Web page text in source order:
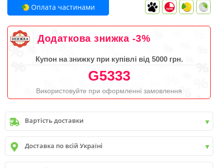
Оплата частинами
Додаткова знижка -3%
Купон на знижку при купівлі від 5000 грн.
G5333
Використовуйте при оформленні замовлення
Вартість доставки
Київдо9999 грн. -400 грн.
Київвід9999 грн - БЕЗКОШТОВНО
Київ передмістя +30 грн\км
Доставка по всій Україні
✓Нова пошта